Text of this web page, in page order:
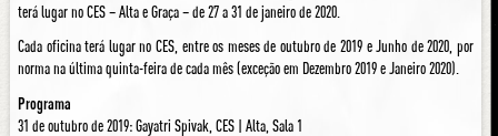
terá lugar no CES – Alta e Graça – de 27 a 31 de janeiro de 2020.
Cada oficina terá lugar no CES, entre os meses de outubro de 2019 e Junho de 2020, por
norma na última quinta-feira de cada mês (exceção em Dezembro 2019 e Janeiro 2020).
Programa
31 de outubro de 2019: Gayatri Spivak, CES | Alta, Sala 1